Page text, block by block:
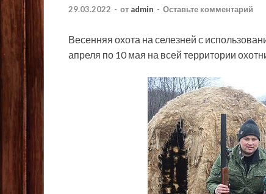
29.03.2022 - от admin - Оставьте комментарий
Весенняя охота на селезней с
апреля по 10 мая на всей территории